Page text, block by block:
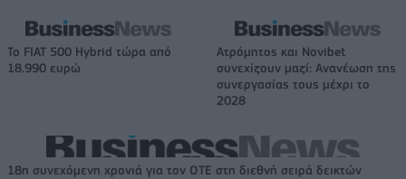
Το FIAT 500 Hybrid τώρα από
18.990 ευρώ
Ατρόμητος και Novibet
συνεχίζουν μαζί: Ανανέωση της
συνεργασίας τους μέχρι το
2028
18η συνεχόμενη χρονιά για τον ΟΤΕ στη διεθνή σειρά δεικτών